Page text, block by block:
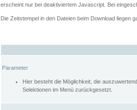
erscheint nur bei deaktiviertem Javascript. Bei
Die Zeitstempel in den Dateien beim Download liegen
Parameter
Hier besteht die Möglichkeit, die
Selektionen im Menü zurückgesetzt.